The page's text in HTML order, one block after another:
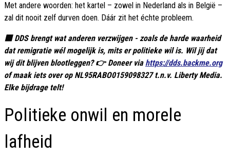
Met andere woorden: het kartel – zowel in Nederland als in België –
zal dit nooit zelf durven doen. Dáár zit het échte probleem.
🟦 DDS brengt wat anderen verzwijgen - zoals de harde waarheid
dat remigratie wél mogelijk is, mits er politieke wil is. Wil jij dat
wij dit blijven blootleggen? 👉 Doneer viahttps://dds.backme.org
of maak iets over op NL95RABO0159098327 t.n.v. Liberty Media.
Elke bijdrage telt!
Politieke onwil en morele
lafheid